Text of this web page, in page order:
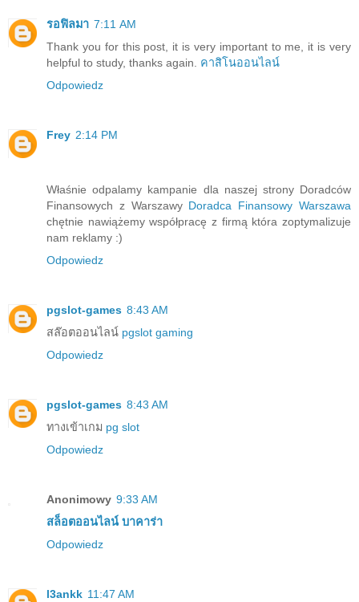
รอฟิลมา 7:11 AM
Thank you for this post, it is very important to me, it is very
helpful to study, thanks again. คาสิโนออนไลน์
Odpowiedz
Frey 2:14 PM
Właśnie odpalamy kampanie dla naszej strony Doradców
Finansowych z Warszawy Doradca Finansowy Warszawa
chętnie nawiążemy współpracę z firmą która zoptymalizuje
nam reklamy :)
Odpowiedz
pgslot-games 8:43 AM
สล๊อตออนไลน์ pgslot gaming
Odpowiedz
pgslot-games 8:43 AM
ทางเข้าเกม pg slot
Odpowiedz
Anonimowy 9:33 AM
สล็อตออนไลน์ บาคาร่า
Odpowiedz
l3ankk 11:47 AM